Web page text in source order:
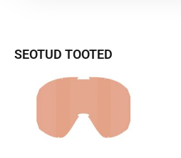
SEOTUD TOOTED